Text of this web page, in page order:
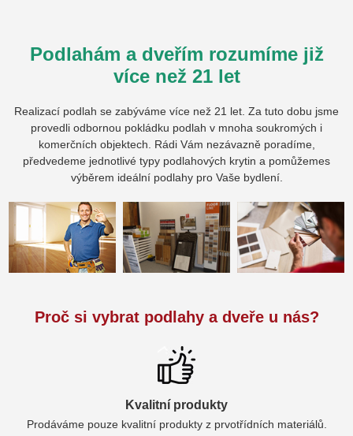
Podlahám a dveřím rozumíme již
více než 21 let
Realizací podlah se zabýváme více než 21 let. Za tuto dobu jsme
provedli odbornou pokládku podlah v mnoha soukromých i
komerčních objektech. Rádi Vám nezávazně poradíme,
předvedeme jednotlivé typy podlahových krytin a pomůžemes
výběrem ideální podlahy pro Vaše bydlení.
Proč si vybrat podlahy a dveře u nás?
Kvalitní produkty
Prodáváme pouze kvalitní produkty z prvotřídních materiálů.